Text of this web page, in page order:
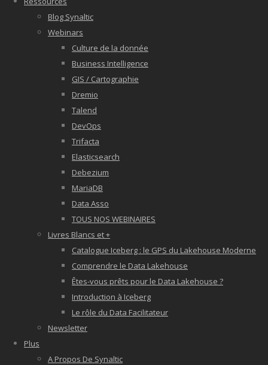
Blog Synaltic
Webinars
Culture de la donnée
Business Intelligence
GIS / Cartographie
Dremio
Talend
DevOps
Trifacta
Elasticsearch
Debezium
MariaDB
Data Asso
TOUS NOS WEBINAIRES
Livres Blancs et +
Catalogue Iceberg : le GPS du Lakehouse Moderne
Comprendre le Data Lakehouse
Êtes-vous prêts pour le Data Lakehouse ?
Introduction à Iceberg
Le rôle du Data Facilitateur
Newsletter
Plus
A Propos De Synaltic